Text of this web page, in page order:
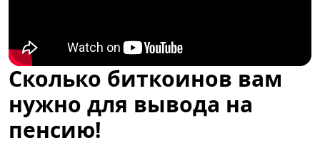
Сколько биткоинов вам
нужно для вывода на
пенсию!